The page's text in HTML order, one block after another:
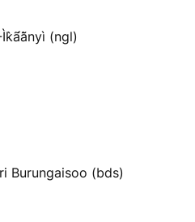
(ngl)
Burungaisoo (bds)